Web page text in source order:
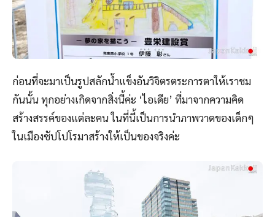
ก่อนที่จะมาเป็นรูปสลักน้ำแข็งอันวิจิตรตระการตาให้เราชม
กันนั้น ทุกอย่างเกิดจากสิ่งนี้ค่ะ ‘ไอเดีย’ ที่มาจากความคิด
สร้างสรรค์ของแต่ละคน ในที่นี้เป็นการนำภาพวาดของเด็กๆ
ในเมืองซัปโปโรมาสร้างให้เป็นของจริงค่ะ